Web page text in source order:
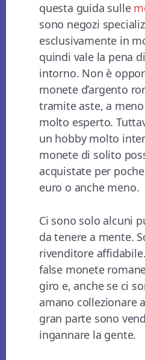
questa guida sulle
sono negozi
esclusivamente in
quindi vale la pena
intorno. Non è
monete d’argento
tramite aste, a
molto esperto.
un hobby molto
monete di solito
acquistate per
euro o anche meno.
Ci sono solo alcuni
da tenere a mente.
rivenditore
false monete
giro e, anche se ci
amano collezionare
gran parte sono
ingannare la gente.